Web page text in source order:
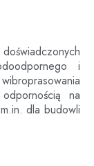
i
na
dla budowli